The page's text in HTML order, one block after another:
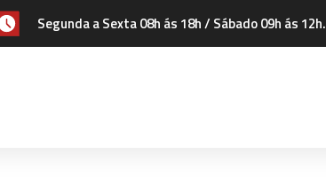
Segunda a Sexta 08h ás 18h / Sábado 09h ás 12h.